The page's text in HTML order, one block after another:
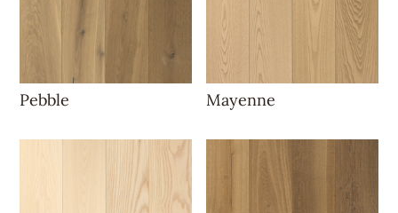
Pebble Mayenne